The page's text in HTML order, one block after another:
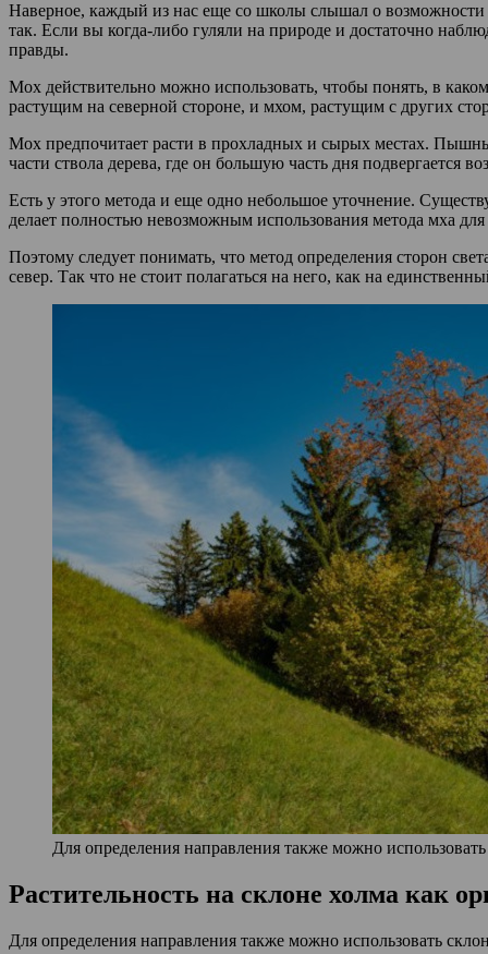
Наверное, каждый из нас еще со школы слышал о возможности
так. Если вы когда-либо гуляли на природе и достаточно
правды.
Мох действительно можно использовать, чтобы понять, в
растущим на северной стороне, и мхом, растущим с других
Мох предпочитает расти в прохладных и сырых местах.
части ствола дерева, где он большую часть дня подвергается
Есть у этого метода и еще одно небольшое уточнение.
делает полностью невозможным использования метода мха для
Поэтому следует понимать, что метод определения сторон
север. Так что не стоит полагаться на него, как на
Для определения направления также можно
Растительность на склоне холма как
Для определения направления также можно использовать